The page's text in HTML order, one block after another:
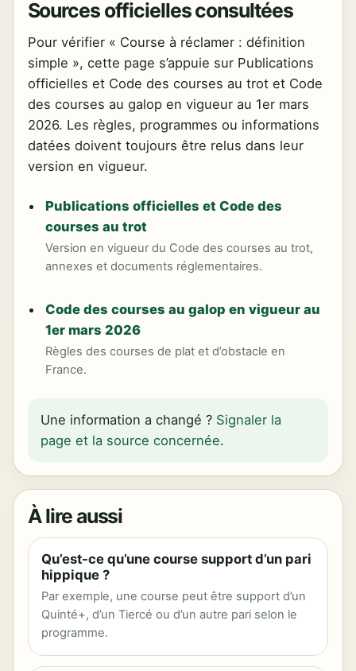
Sources officielles consultées
Pour vérifier « Course à réclamer : définition
simple », cette page s’appuie sur Publications
officielles et Code des courses au trot et Code
des courses au galop en vigueur au 1er mars
2026. Les règles, programmes ou informations
datées doivent toujours être relus dans leur
version en vigueur.
Publications officielles et Code des
courses au trot
Version en vigueur du Code des courses au trot,
annexes et documents réglementaires.
Code des courses au galop en vigueur au
1er mars 2026
Règles des courses de plat et d’obstacle en
France.
Une information a changé ? Signaler la
page et la source concernée.
À lire aussi
Qu’est-ce qu’une course support d’un pari
hippique ?
Par exemple, une course peut être support d’un
Quinté+, d’un Tiercé ou d’un autre pari selon le
programme.